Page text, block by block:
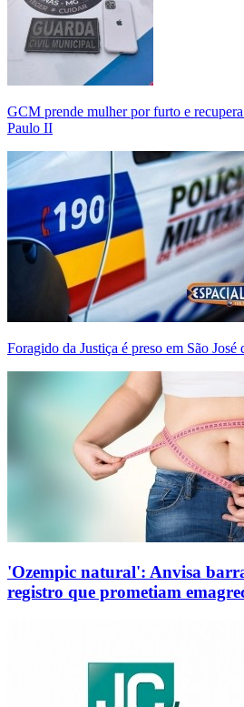
GCM prende mulher por furto e
Paulo II
Foragido da Justiça é preso em São José
'Ozempic natural': Anvisa
registro que prometiam